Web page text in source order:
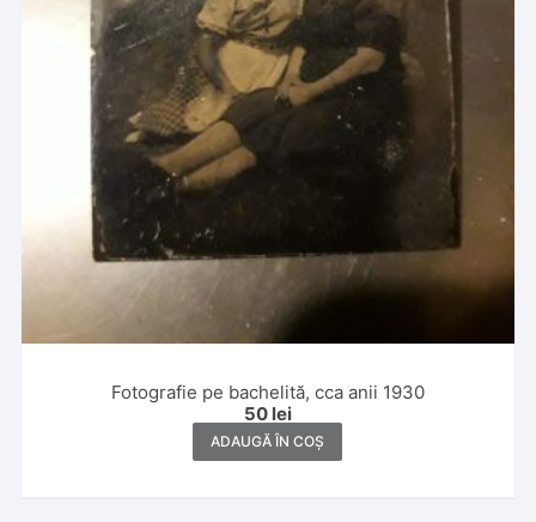
Fotografie pe bachelită, cca anii 1930
50 lei
ADAUGĂ ÎN COȘ